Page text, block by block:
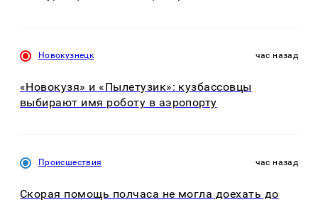
Новокузнецк час назад
«Новокузя» и «Пылетузик»: кузбассовцы
выбирают имя роботу в аэропорту
Происшествия час назад
Скорая помощь полчаса не могла доехать до